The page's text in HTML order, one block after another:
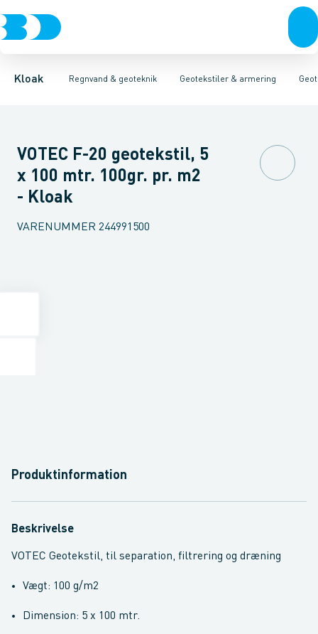
Kloak Regnvand & geoteknik
Rør & fittingsBrønde Brøndgods Linjeafvanding Tanke,
Geotekstiler & armering
Faskiner Geotekstiler & armering
GeotekstilerGeo & armeringsnet Radonsikring
VOTEC F-20 geotekstil, 5
x 100 mtr. 100gr. pr. m2
- Kloak
VARENUMMER 244991500
Produktinformation
Beskrivelse
VOTEC Geotekstil, til separation, filtrering og dræning
Vægt: 100 g/m2
Dimension: 5 x 100 mtr.